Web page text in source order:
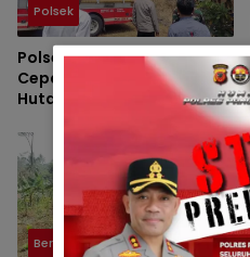
Polsek
Polsek Padaherang Gerak
Cepat Tangani Kebakaran
Hutan di Desa Sukanagara
Berita